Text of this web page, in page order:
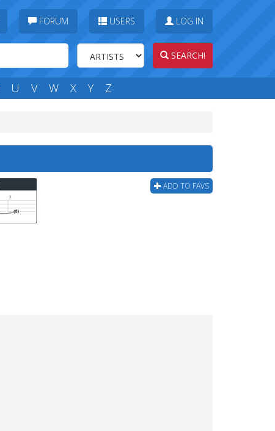
FORUM USERS LOG IN
SEARCH!
U V W X Y Z
ADD TO FAVS